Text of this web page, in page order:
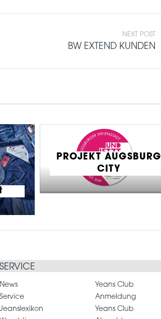
NEXT POST
BW EXTEND KUNDEN
PROJEKT AUGSBURG
CITY
SERVICE
News
Service
Jeanslexikon
Yeans Club
Anmeldung
Yeans Club